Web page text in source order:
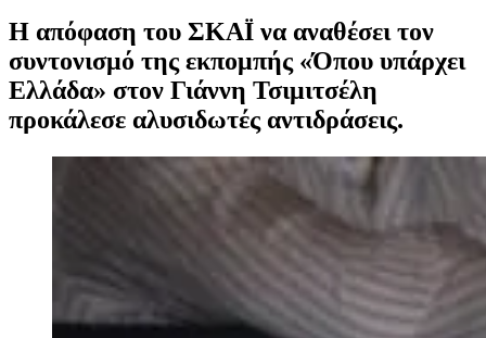
Η απόφαση του ΣΚΑΪ να αναθέσει τον
συντονισμό της εκπομπής «Όπου υπάρχει
Ελλάδα» στον Γιάννη Τσιμιτσέλη
προκάλεσε αλυσιδωτές αντιδράσεις.